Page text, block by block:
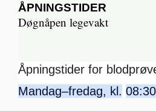
ÅPNINGSTIDER
Døgnåpen legevakt
Åpningstider for
Mandag–fredag, kl.